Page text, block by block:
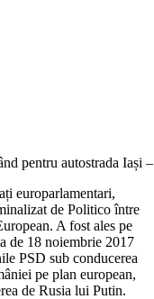
pentru autostrada Iași
europarlamentari,
de Politico între
A fost ales pe
de 18 noiembrie 2017
PSD sub conducerea
pe plan european,
de Rusia lui Putin.